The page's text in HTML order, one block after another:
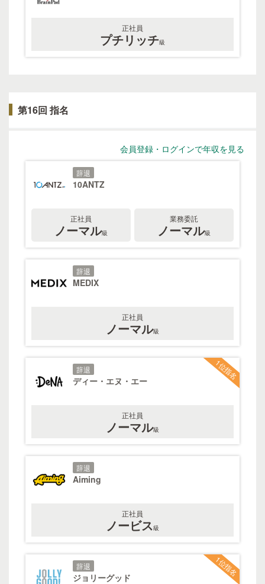
正社員
プチリッチ級
第16回 指名
会員登録・ログインで年収を見る
辞退
10ANTZ
正社員
ノーマル級
業務委託
ノーマル級
辞退
MEDIX
正社員
ノーマル級
1位指名
辞退
ディー・エヌ・エー
正社員
ノーマル級
辞退
Aiming
正社員
ノービス級
1位指名
辞退
ジョリーグッド